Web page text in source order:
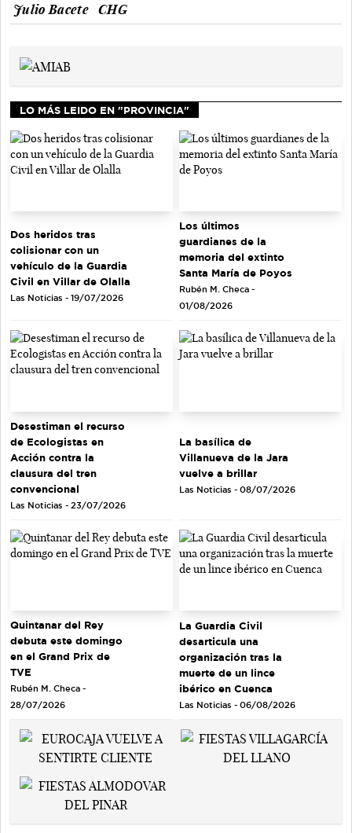
Julio Bacete
CHG
LO MÁS LEIDO EN "PROVINCIA"
Dos heridos tras
colisionar con un
vehículo de la Guardia
Civil en Villar de Olalla
Las Noticias - 19/07/2026
Los últimos
guardianes de la
memoria del extinto
Santa María de Poyos
Rubén M. Checa -
01/08/2026
Desestiman el recurso
de Ecologistas en
Acción contra la
clausura del tren
convencional
Las Noticias - 23/07/2026
La basílica de
Villanueva de la Jara
vuelve a brillar
Las Noticias - 08/07/2026
Quintanar del Rey
debuta este domingo
en el Grand Prix de
TVE
Rubén M. Checa -
28/07/2026
La Guardia Civil
desarticula una
organización tras la
muerte de un lince
ibérico en Cuenca
Las Noticias - 06/08/2026